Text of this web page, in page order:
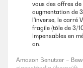
dem Aufbau keine
verständlich und
Konstruktion etwas
Noppenfolie
Schädlinge am Boden
Hochbeet bringt eine
funktioniert.Achtung,
vous des offres
augmentation de
l'inverse, le carré
fragile (tôle de 3/
Impensables en
an.
Amazon Benutzer –